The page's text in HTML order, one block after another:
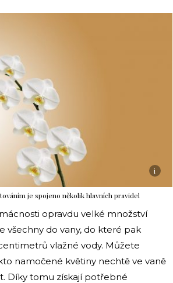
i
je spojeno několik hlavních pravidel
opravdu velké množství
všechny do vany, do které pak
vlažné vody. Můžete
namočené květiny nechtě ve vaně
Díky tomu získají potřebné